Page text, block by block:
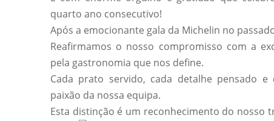
quarto ano consecutivo!
Após a emocionante gala da Michelin no
Reafirmamos o nosso compromisso com a
pela gastronomia que nos define.
Cada prato servido, cada detalhe pensado
paixão da nossa equipa.
Esta distinção é um reconhecimento do nosso